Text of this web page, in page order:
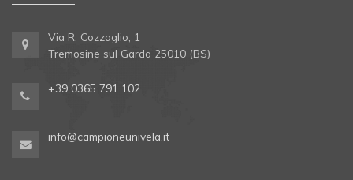
Via R. Cozzaglio, 1
Tremosine sul Garda 25010 (BS)
+39 0365 791 102
info@campioneunivela.it